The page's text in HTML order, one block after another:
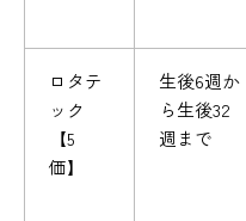
ロタテ
ック
【5
価】
生後6週か
ら生後32
週まで